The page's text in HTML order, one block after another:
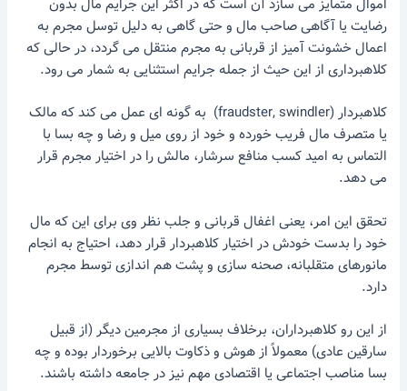
اموال متمایز می سازد آن است که در اکثر این جرایم مال بدون
رضایت یا آگاهی صاحب مال و حتی گاهی به دلیل توسل مجرم به
اعمال خشونت آمیز از قربانی به مجرم منتقل می گردد، در حالی که
کلاهبرداری از این حیث از جمله جرایم استثنایی به شمار می رود.
کلاهبردار (fraudster, swindler) به گونه ای عمل می کند که مالک
یا متصرف مال فریب خورده و خود از روی میل و رضا و چه بسا با
التماس به امید کسب منافع سرشار، مالش را در اختیار مجرم قرار
می دهد.
تحقق این امر، یعنی اغفال قربانی و جلب نظر وی برای این که مال
خود را بدست خودش در اختیار کلاهبردار قرار دهد، احتیاج به انجام
مانورهای متقلبانه، صحنه سازی و پشت هم اندازی توسط مجرم
دارد.
از این رو کلاهبرداران، برخلاف بسیاری از مجرمین دیگر (از قبیل
سارقین عادی) معمولاً از هوش و ذکاوت بالایی برخوردار بوده و چه
بسا مناصب اجتماعی یا اقتصادی مهم نیز در جامعه داشته باشند.